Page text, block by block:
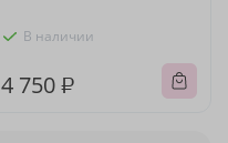
В наличии
4 750 ₽